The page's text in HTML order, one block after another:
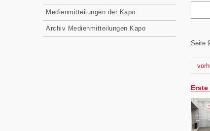
Medienmitteilungen der Kapo
Archiv Medienmitteilungen Kapo
Seite